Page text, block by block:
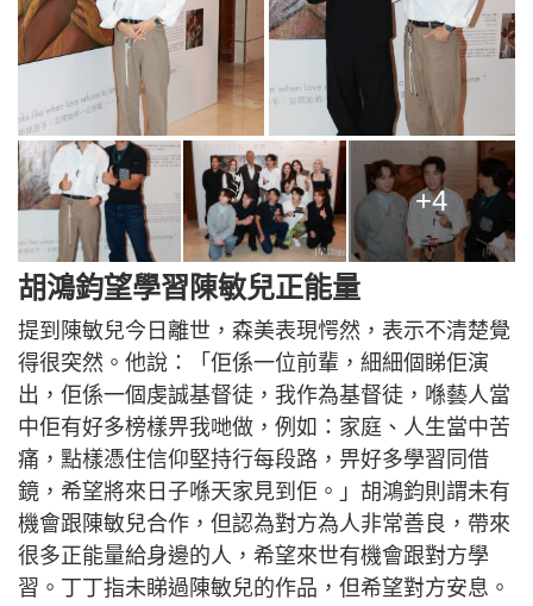
+4
胡鴻鈞望學習陳敏兒正能量
提到陳敏兒今日離世，森美表現愕然，表示不清楚覺
得很突然。他說：「佢係一位前輩，細細個睇佢演
出，佢係一個虔誠基督徒，我作為基督徒，喺藝人當
中佢有好多榜樣畀我哋做，例如：家庭、人生當中苦
痛，點樣憑住信仰堅持行每段路，畀好多學習同借
鏡，希望將來日子喺天家見到佢。」胡鴻鈞則謂未有
機會跟陳敏兒合作，但認為對方為人非常善良，帶來
很多正能量給身邊的人，希望來世有機會跟對方學
習。丁丁指未睇過陳敏兒的作品，但希望對方安息。